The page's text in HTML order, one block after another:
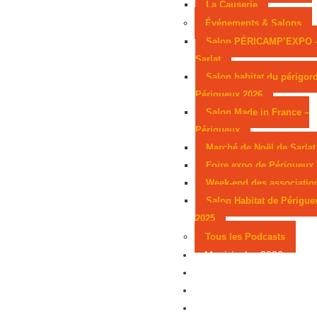
La Causerie
Événements & Salons
Salon PÉRICAMP’EXPO
Sarlat
Salon habitat du
Périgueux 2026
Salon Made in France –
Périgueux
Marché de Noël de Sarlat
Foire expo de Périgueux
Week-end des
Salon Habitat de
2025
Tous les Podcasts
Municipales 2026